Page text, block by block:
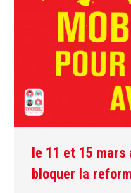
le 11 et 15 mars
bloquer la